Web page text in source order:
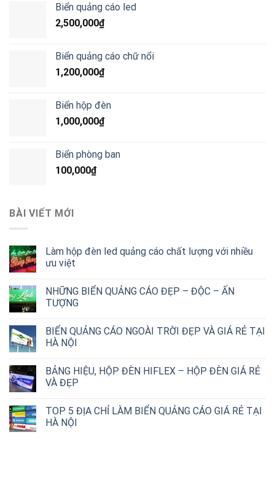
Biển quảng cáo led
2,500,000₫
Biển quảng cáo chữ nổi
1,200,000₫
Biển hộp đèn
1,000,000₫
Biển phòng ban
100,000₫
BÀI VIẾT MỚI
Làm hộp đèn led quảng cáo chất lượng với nhiều
ưu việt
NHỮNG BIỂN QUẢNG CÁO ĐẸP – ĐỘC – ẤN
TƯỢNG
BIỂN QUẢNG CÁO NGOÀI TRỜI ĐẸP VÀ GIÁ RẺ TẠI
HÀ NỘI
BẢNG HIỆU, HỘP ĐÈN HIFLEX – HỘP ĐÈN GIÁ RẺ
VÀ ĐẸP
TOP 5 ĐỊA CHỈ LÀM BIỂN QUẢNG CÁO GIÁ RẺ TẠI
HÀ NỘI